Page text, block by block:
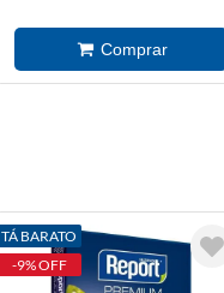
TÁ BARATO
-9% OFF